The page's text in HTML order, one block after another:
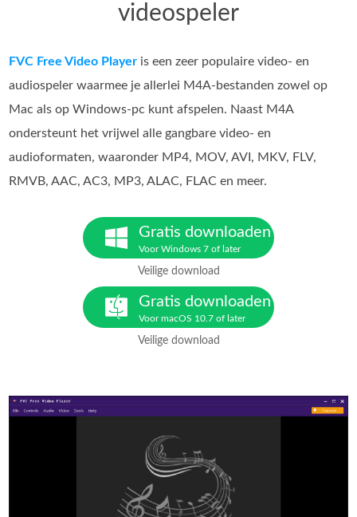
videospeler
FVC Free Video Player is een zeer populaire video- en
audiospeler waarmee je allerlei M4A-bestanden zowel op
Mac als op Windows-pc kunt afspelen. Naast M4A
ondersteunt het vrijwel alle gangbare video- en
audioformaten, waaronder MP4, MOV, AVI, MKV, FLV,
RMVB, AAC, AC3, MP3, ALAC, FLAC en meer.
Gratis downloaden
Voor Windows 7 of later
Veilige download
Gratis downloaden
Voor macOS 10.7 of later
Veilige download